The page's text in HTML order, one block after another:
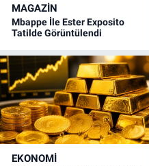
MAGAZİN
Mbappe İle Ester Exposito
Tatilde Görüntülendi
EKONOMİ